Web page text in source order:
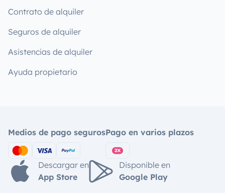
Contrato de alquiler
Seguros de alquiler
Asistencias de alquiler
Ayuda propietario
Medios de pago segurosPago en varios plazos
Descargar en
App Store
Disponible en
Google Play